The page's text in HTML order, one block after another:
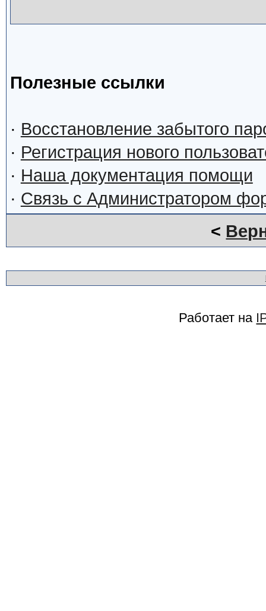
Полезные ссылки
· Восстановление забытого
· Регистрация нового
· Наша документация помощи
· Связь с Администратором
<
Работает на